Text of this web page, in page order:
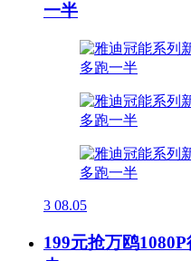
一半
3 08.05
199元抢万鸥